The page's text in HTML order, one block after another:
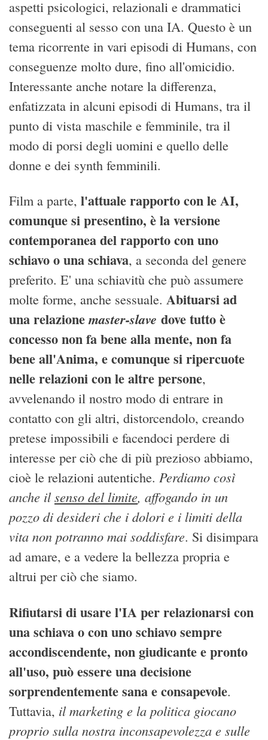
aspetti psicologici, relazionali e drammatici
conseguenti al sesso con una IA. Questo è un
tema ricorrente in vari episodi di Humans, con
conseguenze molto dure, fino all'omicidio.
Interessante anche notare la differenza,
enfatizzata in alcuni episodi di Humans, tra il
punto di vista maschile e femminile, tra il
modo di porsi degli uomini e quello delle
donne e dei synth femminili.
Film a parte, l'attuale rapporto con le AI,
comunque si presentino, è la versione
contemporanea del rapporto con uno
schiavo o una schiava, a seconda del genere
preferito. E' una schiavitù che può assumere
molte forme, anche sessuale. Abituarsi ad
una relazionemaster-slave dove tutto è
concesso non fa bene alla mente, non fa
bene all'Anima, e comunque si ripercuote
nelle relazioni con le altre persone,
avvelenando il nostro modo di entrare in
contatto con gli altri, distorcendolo, creando
pretese impossibili e facendoci perdere di
interesse per ciò che di più prezioso abbiamo,
cioè le relazioni autentiche. Perdiamo così
anche il senso del limite, affogando in un
pozzo di desideri che i dolori e i limiti della
vita non potranno mai soddisfare. Si disimpara
ad amare, e a vedere la bellezza propria e
altrui per ciò che siamo.
Rifiutarsi di usare l'IA per relazionarsi con
una schiava o con uno schiavo sempre
accondiscendente, non giudicante e pronto
all'uso, può essere una decisione
sorprendentemente sana e consapevole.
Tuttavia, il marketing e la politica giocano
proprio sulla nostra inconsapevolezza e sulle